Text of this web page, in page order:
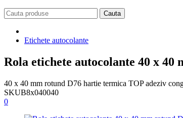
Etichete autocolante
Rola etichete autocolante 40 x
40 x 40 mm rotund D76 hartie termica TOP adeziv
SKUB8x040040
0